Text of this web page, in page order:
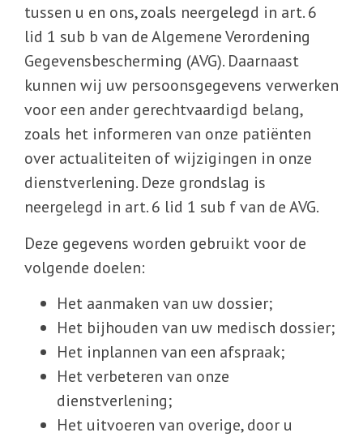
tussen u en ons, zoals neergelegd in art. 6
lid 1 sub b van de Algemene Verordening
Gegevensbescherming (AVG). Daarnaast
kunnen wij uw persoonsgegevens verwerken
voor een ander gerechtvaardigd belang,
zoals het informeren van onze patiënten
over actualiteiten of wijzigingen in onze
dienstverlening. Deze grondslag is
neergelegd in art. 6 lid 1 sub f van de AVG.
Deze gegevens worden gebruikt voor de
volgende doelen:
Het aanmaken van uw dossier;
Het bijhouden van uw medisch dossier;
Het inplannen van een afspraak;
Het verbeteren van onze
dienstverlening;
Het uitvoeren van overige, door u